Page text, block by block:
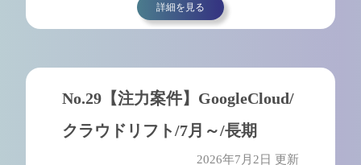
詳細を見る
No.29【注力案件】GoogleCloud/
クラウドリフト/7月～/長期
2026年7月2日 更新